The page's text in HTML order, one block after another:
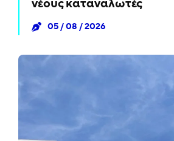
νέους καταναλωτές
05 / 08 / 2026